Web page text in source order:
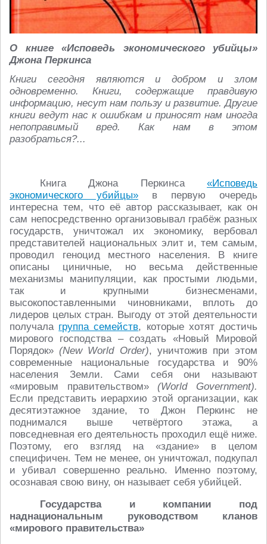
О книге «Исповедь экономического убийцы»
Джона Перкинса
Книги сегодня являются и добром и злом
одновременно. Книги, содержащие правдивую
информацию, несут нам пользу и развитие. Другие
книги ведут нас к ошибкам и приносят нам иногда
непоправимый вред. Как нам в этом
разобраться?...
Книга Джона Перкинса «Исповедь
экономического убийцы» в первую очередь
интересна тем, что её автор рассказывает, как он
сам непосредственно организовывал грабёж разных
государств, уничтожал их экономику, вербовал
представителей национальных элит и, тем самым,
проводил геноцид местного населения. В книге
описаны циничные, но весьма действенные
механизмы манипуляции, как простыми людьми,
так и крупными бизнесменами,
высокопоставленными чиновниками, вплоть до
лидеров целых стран. Выгоду от этой деятельности
получала группа семейств, которые хотят достичь
мирового господства – создать «Новый Мировой
Порядок»(New World Order), уничтожив при этом
современные национальные государства и 90%
населения Земли. Сами себя они называют
«мировым правительством»(World Government).
Если представить иерархию этой организации, как
десятиэтажное здание, то Джон Перкинс не
поднимался выше четвёртого этажа, а
повседневная его деятельность проходил ещё ниже.
Поэтому, его взгляд на «здание» в целом
специфичен. Тем не менее, он уничтожал, подкупал
и убивал совершенно реально. Именно поэтому,
осознавая свою вину, он называет себя убийцей.
Государства и компании под
наднациональным руководством кланов
«мирового правительства»